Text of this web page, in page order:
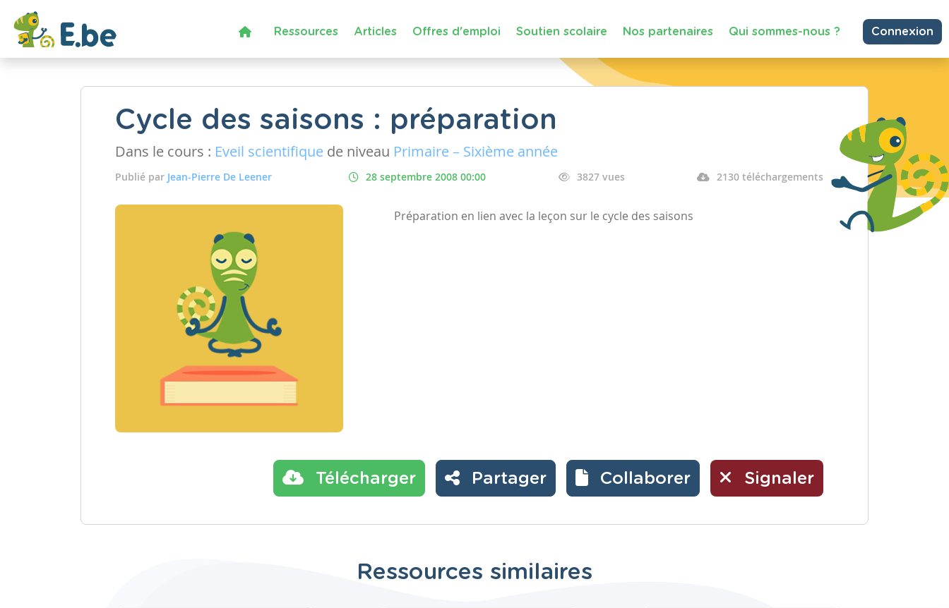
Ressources Articles Offres d'emploi Soutien scolaire Nos partenaires Qui sommes-nous ? Connexion
Cycle des saisons : préparation
Dans le cours : Eveil scientifique de niveau Primaire – Sixième année
Publié par Jean-Pierre De Leener 28 septembre 2008 00:00 3827 vues 2130 téléchargements
Préparation en lien avec la leçon sur le cycle des saisons
Télécharger Partager Collaborer Signaler
Ressources similaires